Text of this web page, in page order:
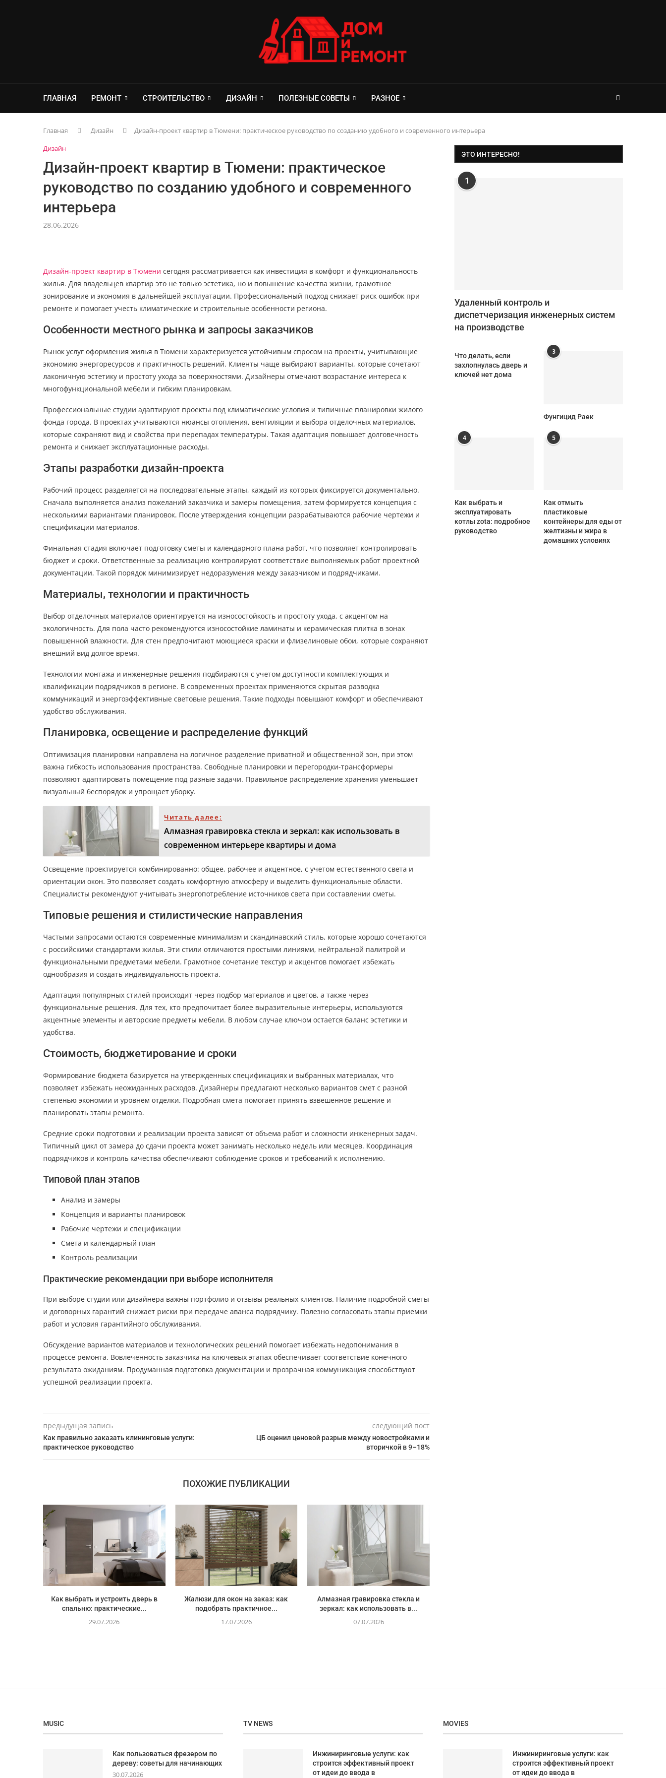
ГЛАВНАЯ РЕМОНТ СТРОИТЕЛЬСТВО ДИЗАЙН ПОЛЕЗНЫЕ СОВЕТЫ РАЗНОЕ
Главная Дизайн
Дизайн-проект квартир в Тюмени: практическое руководство по созданию удобного и современного интерьера
Дизайн
Дизайн-проект квартир в Тюмени: практическое
руководство по созданию удобного и современного
интерьера
28.06.2026
Дизайн-проект квартир в Тюмени сегодня рассматривается как инвестиция в комфорт и функциональность
жилья. Для владельцев квартир это не только эстетика, но и повышение качества жизни, грамотное
зонирование и экономия в дальнейшей эксплуатации. Профессиональный подход снижает риск ошибок при
ремонте и помогает учесть климатические и строительные особенности региона.
Особенности местного рынка и запросы заказчиков
Рынок услуг оформления жилья в Тюмени характеризуется устойчивым спросом на проекты, учитывающие
экономию энергоресурсов и практичность решений. Клиенты чаще выбирают варианты, которые сочетают
лаконичную эстетику и простоту ухода за поверхностями. Дизайнеры отмечают возрастание интереса к
многофункциональной мебели и гибким планировкам.
Профессиональные студии адаптируют проекты под климатические условия и типичные планировки жилого
фонда города. В проектах учитываются нюансы отопления, вентиляции и выбора отделочных материалов,
которые сохраняют вид и свойства при перепадах температуры. Такая адаптация повышает долговечность
ремонта и снижает эксплуатационные расходы.
Этапы разработки дизайн-проекта
Рабочий процесс разделяется на последовательные этапы, каждый из которых фиксируется документально.
Сначала выполняется анализ пожеланий заказчика и замеры помещения, затем формируется концепция с
несколькими вариантами планировок. После утверждения концепции разрабатываются рабочие чертежи и
спецификации материалов.
Финальная стадия включает подготовку сметы и календарного плана работ, что позволяет контролировать
бюджет и сроки. Ответственные за реализацию контролируют соответствие выполняемых работ проектной
документации. Такой порядок минимизирует недоразумения между заказчиком и подрядчиками.
Материалы, технологии и практичность
Выбор отделочных материалов ориентируется на износостойкость и простоту ухода, с акцентом на
экологичность. Для пола часто рекомендуются износостойкие ламинаты и керамическая плитка в зонах
повышенной влажности. Для стен предпочитают моющиеся краски и флизелиновые обои, которые сохраняют
внешний вид долгое время.
Технологии монтажа и инженерные решения подбираются с учетом доступности комплектующих и
квалификации подрядчиков в регионе. В современных проектах применяются скрытая разводка
коммуникаций и энергоэффективные световые решения. Такие подходы повышают комфорт и обеспечивают
удобство обслуживания.
Планировка, освещение и распределение функций
Оптимизация планировки направлена на логичное разделение приватной и общественной зон, при этом
важна гибкость использования пространства. Свободные планировки и перегородки-трансформеры
позволяют адаптировать помещение под разные задачи. Правильное распределение хранения уменьшает
визуальный беспорядок и упрощает уборку.
Читать далее:
Алмазная гравировка стекла и зеркал: как использовать в
современном интерьере квартиры и дома
Освещение проектируется комбинированно: общее, рабочее и акцентное, с учетом естественного света и
ориентации окон. Это позволяет создать комфортную атмосферу и выделить функциональные области.
Специалисты рекомендуют учитывать энергопотребление источников света при составлении сметы.
Типовые решения и стилистические направления
Частыми запросами остаются современные минимализм и скандинавский стиль, которые хорошо сочетаются
с российскими стандартами жилья. Эти стили отличаются простыми линиями, нейтральной палитрой и
функциональными предметами мебели. Грамотное сочетание текстур и акцентов помогает избежать
однообразия и создать индивидуальность проекта.
Адаптация популярных стилей происходит через подбор материалов и цветов, а также через
функциональные решения. Для тех, кто предпочитает более выразительные интерьеры, используются
акцентные элементы и авторские предметы мебели. В любом случае ключом остается баланс эстетики и
удобства.
Стоимость, бюджетирование и сроки
Формирование бюджета базируется на утвержденных спецификациях и выбранных материалах, что
позволяет избежать неожиданных расходов. Дизайнеры предлагают несколько вариантов смет с разной
степенью экономии и уровнем отделки. Подробная смета помогает принять взвешенное решение и
планировать этапы ремонта.
Средние сроки подготовки и реализации проекта зависят от объема работ и сложности инженерных задач.
Типичный цикл от замера до сдачи проекта может занимать несколько недель или месяцев. Координация
подрядчиков и контроль качества обеспечивают соблюдение сроков и требований к исполнению.
Типовой план этапов
Анализ и замеры
Концепция и варианты планировок
Рабочие чертежи и спецификации
Смета и календарный план
Контроль реализации
Практические рекомендации при выборе исполнителя
При выборе студии или дизайнера важны портфолио и отзывы реальных клиентов. Наличие подробной сметы
и договорных гарантий снижает риски при передаче аванса подрядчику. Полезно согласовать этапы приемки
работ и условия гарантийного обслуживания.
Обсуждение вариантов материалов и технологических решений помогает избежать недопонимания в
процессе ремонта. Вовлеченность заказчика на ключевых этапах обеспечивает соответствие конечного
результата ожиданиям. Продуманная подготовка документации и прозрачная коммуникация способствуют
успешной реализации проекта.
предыдущая запись
Как правильно заказать клининговые услуги:
практическое руководство
следующий пост
ЦБ оценил ценовой разрыв между новостройками и
вторичкой в 9–18%
ПОХОЖИЕ ПУБЛИКАЦИИ
Как выбрать и устроить дверь в
спальню: практические...
29.07.2026
Жалюзи для окон на заказ: как
подобрать практичное...
17.07.2026
Алмазная гравировка стекла и
зеркал: как использовать в...
07.07.2026
ЭТО ИНТЕРЕСНО!
1
Удаленный контроль и
диспетчеризация инженерных систем
на производстве
Что делать, если
захлопнулась дверь и
ключей нет дома
3
Фунгицид Раек
4
Как выбрать и
эксплуатировать
котлы zota: подробное
руководство
5
Как отмыть
пластиковые
контейнеры для еды от
желтизны и жира в
домашних условиях
MUSIC
Как пользоваться фрезером по
дереву: советы для начинающих
30.07.2026
TV NEWS
Инжиниринговые услуги: как
строится эффективный проект
от идеи до ввода в
MOVIES
Инжиниринговые услуги: как
строится эффективный проект
от идеи до ввода в